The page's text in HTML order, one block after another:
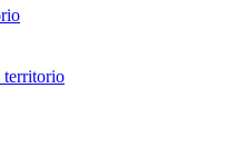
territorio